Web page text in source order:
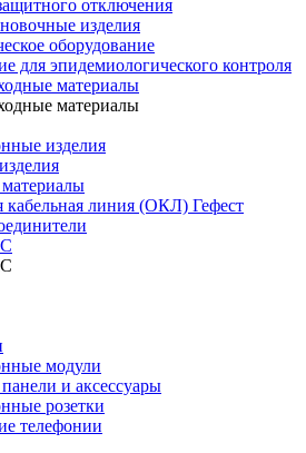
отключения
изделия
оборудование
для эпидемиологического контроля
материалы
материалы
изделия
кабельная линия (ОКЛ) Гефест
модули
и аксессуары
розетки
телефонии